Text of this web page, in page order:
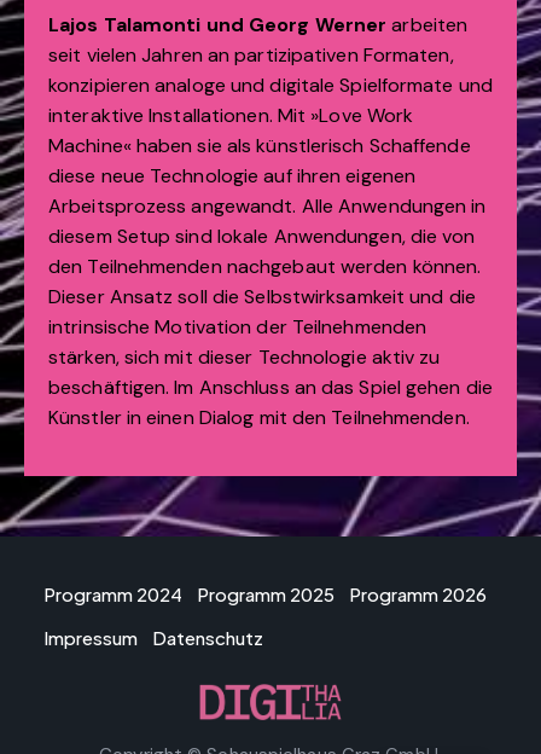
Lajos Talamonti und Georg Wernerarbeiten
seit vielen Jahren an partizipativen Formaten,
konzipieren analoge und digitale Spielformate und
interaktive Installationen. Mit »Love Work
Machine« haben sie als künstlerisch Schaffende
diese neue Technologie auf ihren eigenen
Arbeitsprozess angewandt. Alle Anwendungen in
diesem Setup sind lokale Anwendungen, die von
den Teilnehmenden nachgebaut werden können.
Dieser Ansatz soll die Selbstwirksamkeit und die
intrinsische Motivation der Teilnehmenden
stärken, sich mit dieser Technologie aktiv zu
beschäftigen. Im Anschluss an das Spiel gehen die
Künstler in einen Dialog mit den Teilnehmenden.
Programm 2024 Programm 2025
Programm 2026
Impressum
Datenschutz